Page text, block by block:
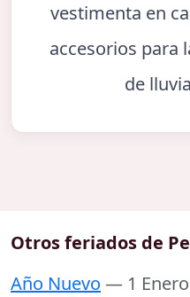
vestimenta en
accesorios para
de
Otros feriados de
Año Nuevo — 1 Enero